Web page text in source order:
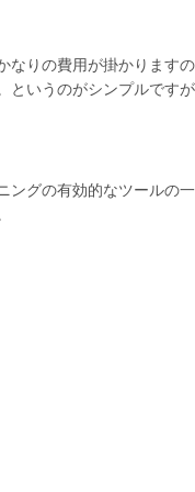
なりの費用が掛かります
いうのがシンプルです
ングの有効的なツール